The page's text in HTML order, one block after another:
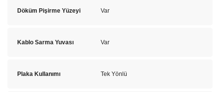
Döküm Pişirme Yüzeyi Var
Kablo Sarma Yuvası Var
Plaka Kullanımı Tek Yönlü